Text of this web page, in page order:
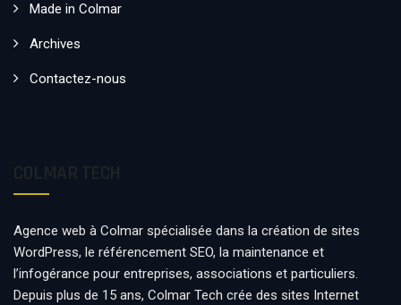
Made in Colmar
Archives
Contactez-nous
Agence web à Colmar spécialisée dans la création de sites
WordPress, le référencement SEO, la maintenance et
l’infogérance pour entreprises, associations et particuliers.
Depuis plus de 15 ans, Colmar Tech crée des sites Internet